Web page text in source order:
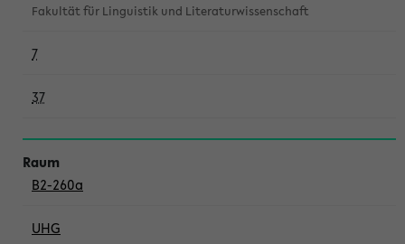
Fakultät für Linguistik und Literaturwissenschaft
7
37
B2-260a
UHG